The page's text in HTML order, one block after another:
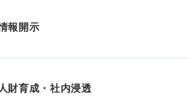
報開示
人財育成・社内浸透